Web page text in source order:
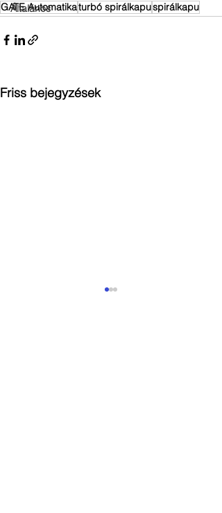
Általános
GATE Automatikaturbó spirálkapuspirálkapu
Friss bejegyzések